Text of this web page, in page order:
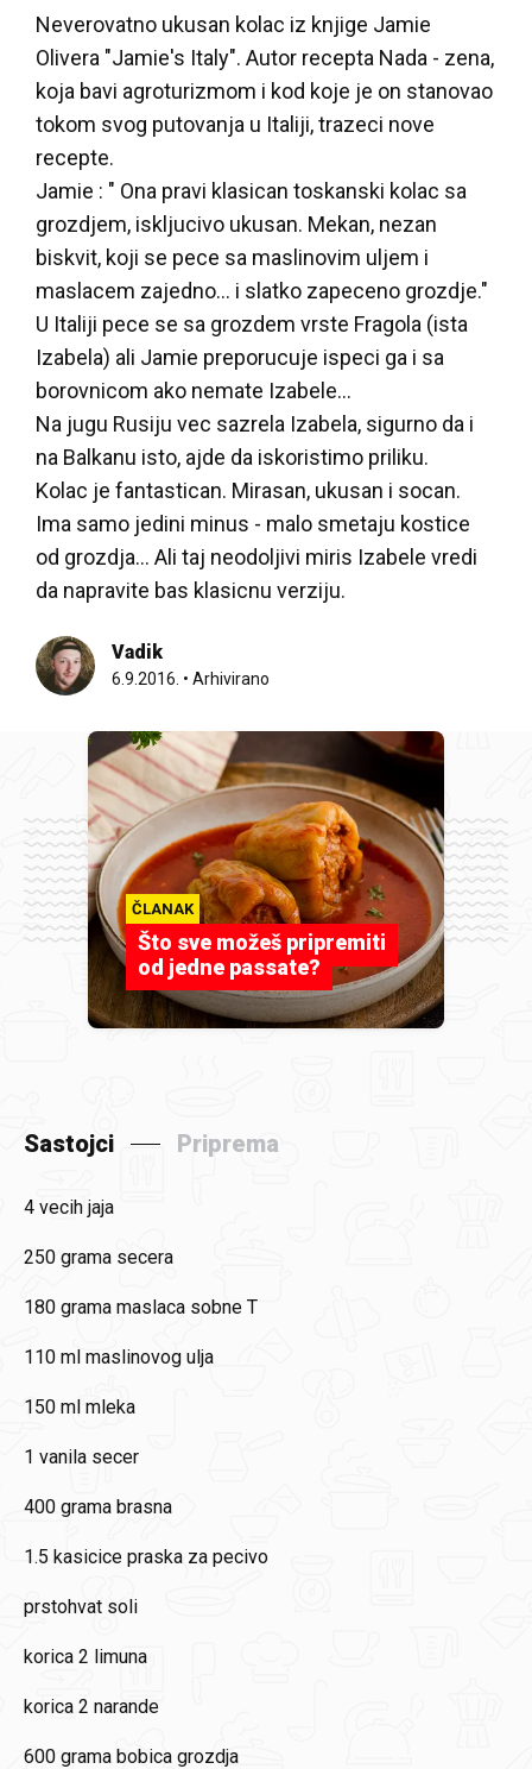
Neverovatno ukusan kolac iz knjige Jamie
Olivera "Jamie's Italy". Autor recepta Nada - zena,
koja bavi agroturizmom i kod koje je on stanovao
tokom svog putovanja u Italiji, trazeci nove
recepte.
Jamie : " Ona pravi klasican toskanski kolac sa
grozdjem, iskljucivo ukusan. Mekan, nezan
biskvit, koji se pece sa maslinovim uljem i
maslacem zajedno... i slatko zapeceno grozdje."
U Italiji pece se sa grozdem vrste Fragola (ista
Izabela) ali Jamie preporucuje ispeci ga i sa
borovnicom ako nemate Izabele...
Na jugu Rusiju vec sazrela Izabela, sigurno da i
na Balkanu isto, ajde da iskoristimo priliku.
Kolac je fantastican. Mirasan, ukusan i socan.
Ima samo jedini minus - malo smetaju kostice
od grozdja... Ali taj neodoljivi miris Izabele vredi
da napravite bas klasicnu verziju.
Vadik
6.9.2016. • Arhivirano
ČLANAK
Što sve možeš pripremiti
od jedne passate?
Sastojci Priprema
4 vecih jaja
250 grama secera
180 grama maslaca sobne T
110 ml maslinovog ulja
150 ml mleka
1 vanila secer
400 grama brasna
1.5 kasicice praska za pecivo
prstohvat soli
korica 2 limuna
korica 2 narande
600 grama bobica grozdja